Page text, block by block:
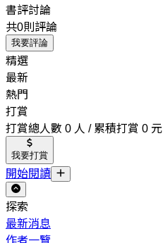
書評討論
共0則評論
我要評論
精選
最新
熱門
打賞
打賞總人數 0 人 / 累積打賞 0 元
我要打賞
開始閱讀
探索
最新消息